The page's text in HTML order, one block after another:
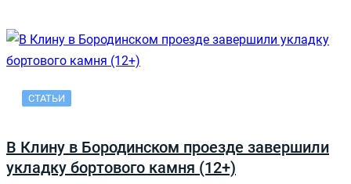
СТАТЬИ
В Клину в Бородинском проезде завершили
укладку бортового камня (12+)